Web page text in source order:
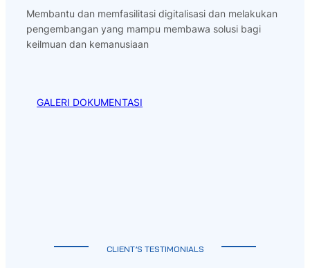
Membantu dan memfasilitasi digitalisasi dan melakukan
pengembangan yang mampu membawa solusi bagi
keilmuan dan kemanusiaan
GALERI DOKUMENTASI
CLIENT’S TESTIMONIALS